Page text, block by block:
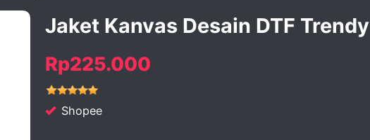
Jaket Kanvas Desain DTF Trendy
Rp225.000
Shopee